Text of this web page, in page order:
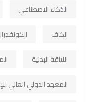
الذكاء الاصطناعي
الكاف
اللياقة البدنية
المعهد الدولي العالي